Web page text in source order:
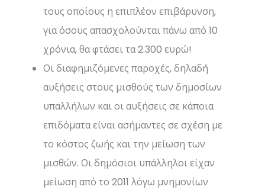
τους οποίους η επιπλέον επιβάρυνση,
για όσους απασχολούνται πάνω από 10
χρόνια, θα φτάσει τα 2.300 ευρώ!
Οι διαφημιζόμενες παροχές, δηλαδή
αυξήσεις στους μισθούς των δημοσίων
υπαλλήλων και οι αυξήσεις σε κάποια
επιδόματα είναι ασήμαντες σε σχέση με
το κόστος ζωής και την μείωση των
μισθών. Οι δημόσιοι υπάλληλοι είχαν
μείωση από το 2011 λόγω μνημονίων